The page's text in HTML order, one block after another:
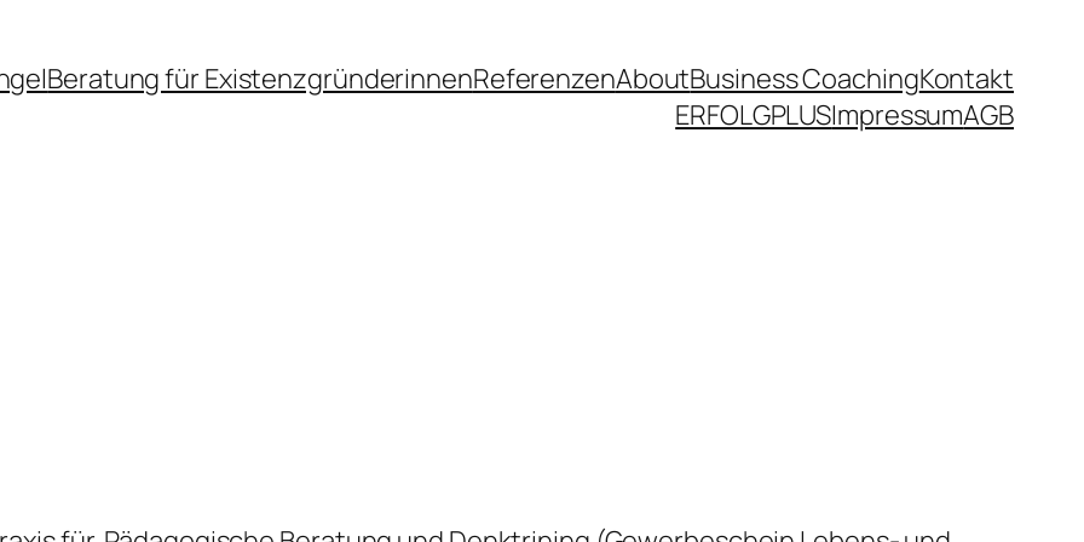
Beratung für ExistenzgründerinnenReferenzenAboutBusiness CoachingKontakt
ERFOLGPLUSImpressumAGB